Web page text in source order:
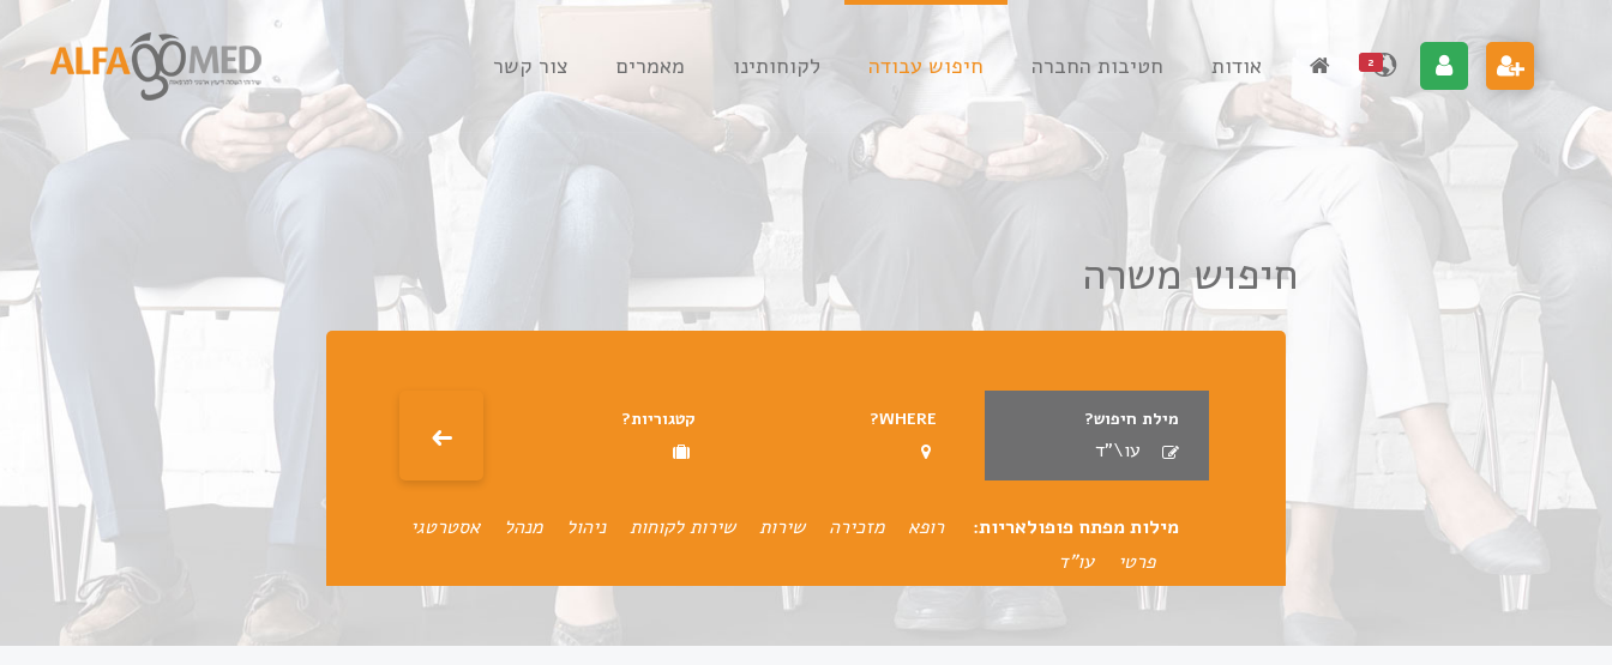
2 אודות חטיבות החברה חיפוש עבודה לקוחותינו מאמרים צור קשר
חיפוש משרה
מילת חיפוש? WHERE? קטגוריות?
מילות מפתח פופולאריות: רופא מזכירה שירות שירות לקוחות ניהול מנהל
אסטרטגי
פרטי
עו"ד